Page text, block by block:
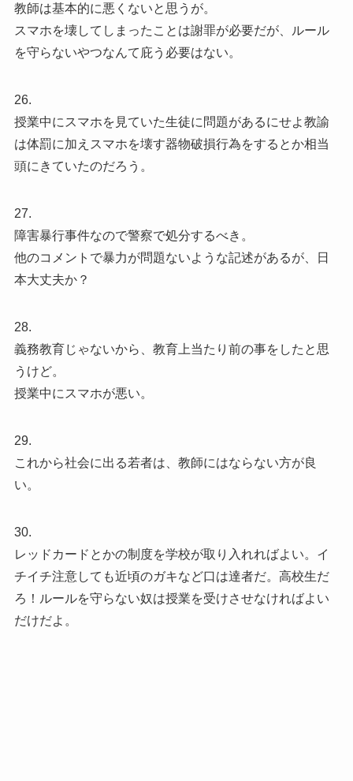
教師は基本的に悪くないと思うが。
スマホを壊してしまったことは謝罪が必要だが、ルール
を守らないやつなんて庇う必要はない。
26.
授業中にスマホを見ていた生徒に問題があるにせよ教諭
は体罰に加えスマホを壊す器物破損行為をするとか相当
頭にきていたのだろう。
27.
障害暴行事件なので警察で処分するべき。
他のコメントで暴力が問題ないような記述があるが、日
本大丈夫か？
28.
義務教育じゃないから、教育上当たり前の事をしたと思
うけど。
授業中にスマホが悪い。
29.
これから社会に出る若者は、教師にはならない方が良
い。
30.
レッドカードとかの制度を学校が取り入れればよい。イ
チイチ注意しても近頃のガキなど口は達者だ。高校生だ
ろ！ルールを守らない奴は授業を受けさせなければよい
だけだよ。